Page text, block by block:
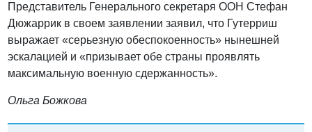
Представитель Генерального секретаря ООН Стефан
Дюжаррик в своем заявлении заявил, что Гутерриш
выражает «серьезную обеспокоенность» нынешней
эскалацией и «призывает обе страны проявлять
максимальную военную сдержанность».
Ольга Божкова